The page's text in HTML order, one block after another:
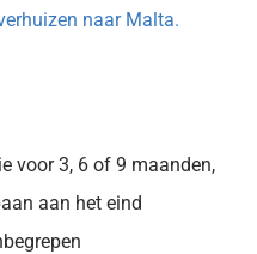
naar Malta.
voor 3, 6 of 9 maanden,
aan het eind